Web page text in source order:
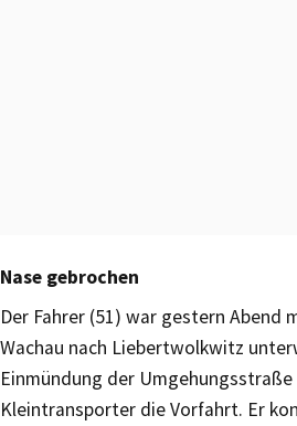
Nase gebrochen
Der Fahrer (51) war gestern Abend
Wachau nach Liebertwolkwitz
Einmündung der
Kleintransporter die Vorfahrt. Er